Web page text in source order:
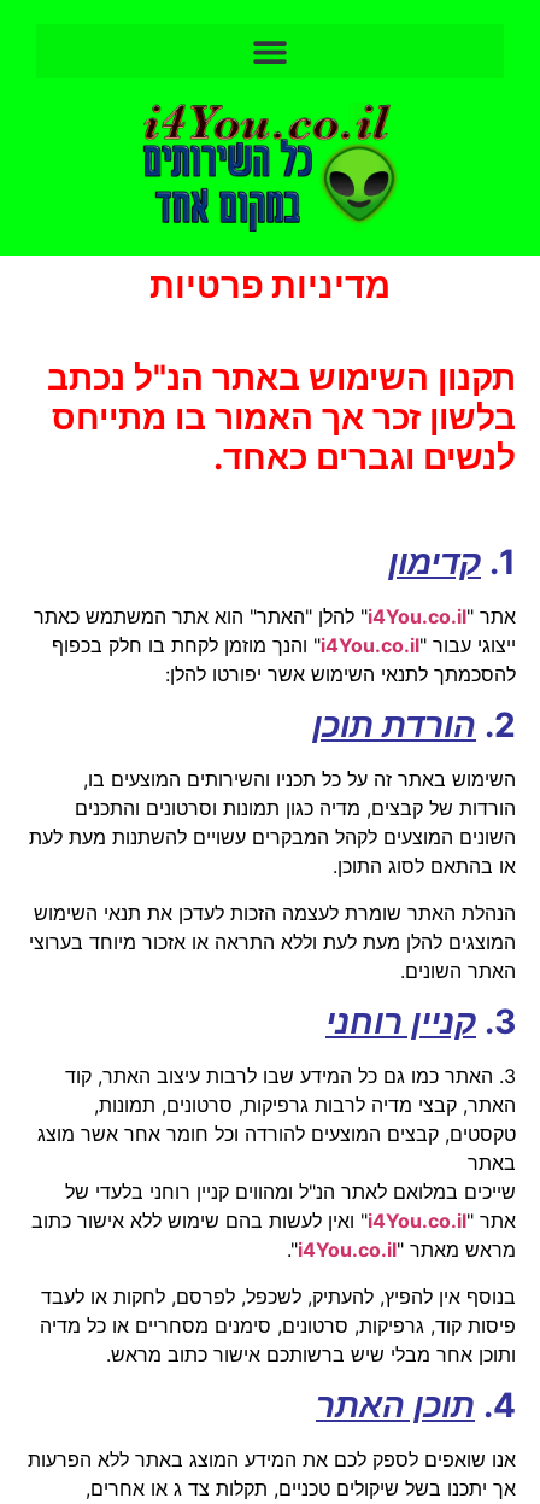
מדיניות פרטיות
תקנון השימוש באתר הנ"ל נכתב
בלשון זכר אך האמור בו מתייחס
לנשים וגברים כאחד.
1. קדימון
אתר " i4You.co.il
" להלן "האתר" הוא אתר המשתמש כאתר
ייצוגי עבור "
i4You.co.il
" והנך מוזמן לקחת בו חלק בכפוף
להסכמתך לתנאי השימוש אשר יפורטו להלן:
2. הורדת תוכן
השימוש באתר זה על כל תכניו והשירותים המוצעים בו,
הורדות של קבצים, מדיה כגון תמונות וסרטונים והתכנים
השונים המוצעים לקהל המבקרים עשויים להשתנות מעת לעת
או בהתאם לסוג התוכן.
הנהלת האתר שומרת לעצמה הזכות לעדכן את תנאי השימוש
המוצגים להלן מעת לעת וללא התראה או אזכור מיוחד בערוצי
האתר השונים.
3. קניין רוחני
3. האתר כמו גם כל המידע שבו לרבות עיצוב האתר, קוד
האתר, קבצי מדיה לרבות גרפיקות, סרטונים, תמונות,
טקסטים, קבצים המוצעים להורדה וכל חומר אחר אשר מוצג
באתר
שייכים במלואם לאתר הנ"ל ומהווים קניין רוחני בלעדי של
אתר "
i4You.co.il
" ואין לעשות בהם שימוש ללא אישור כתוב
מראש מאתר "
i4You.co.il
".
בנוסף אין להפיץ, להעתיק, לשכפל, לפרסם, לחקות או לעבד
פיסות קוד, גרפיקות, סרטונים, סימנים מסחריים או כל מדיה
ותוכן אחר מבלי שיש ברשותכם אישור כתוב מראש.
4. תוכן האתר
אנו שואפים לספק לכם את המידע המוצג באתר ללא הפרעות
אך יתכנו בשל שיקולים טכניים, תקלות צד ג או אחרים,